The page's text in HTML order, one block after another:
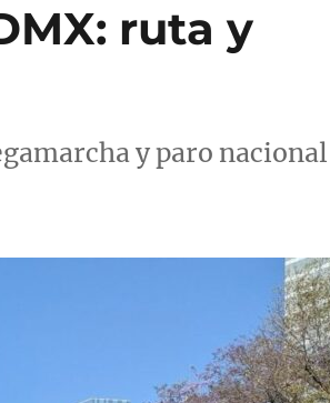
ruta y
y paro nacional